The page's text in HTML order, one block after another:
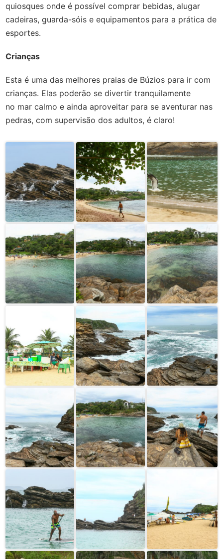
quiosques onde é possível comprar bebidas, alugar
cadeiras, guarda-sóis e equipamentos para a prática de
esportes.
Crianças
Esta é uma das melhores praias de Búzios para ir com
crianças. Elas poderão se divertir tranquilamente
no mar calmo e ainda aproveitar para se aventurar nas
pedras, com supervisão dos adultos, é claro!